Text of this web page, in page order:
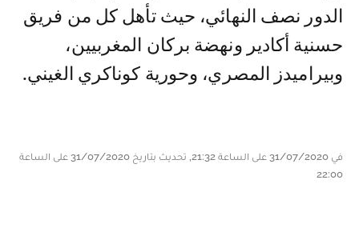
الدور نصف النهائي، حيث تأهل كل من فريق
حسنية أكادير ونهضة بركان المغربيين،
وبيراميدز المصري، وحورية كوناكري الغيني.
في 31/07/2020 على الساعة 21:32, تحديث بتاريخ 31/07/2020 على الساعة
22:00